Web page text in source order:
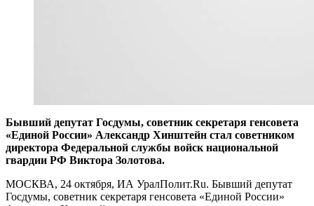
Бывший депутат Госдумы, советник секретаря генсовета
«Единой России» Александр Хинштейн стал советником
директора Федеральной службы войск национальной
гвардии РФ Виктора Золотова.
МОСКВА, 24 октября, ИА УралПолит.Ru. Бывший депутат
Госдумы, советник секретаря генсовета «Единой России»